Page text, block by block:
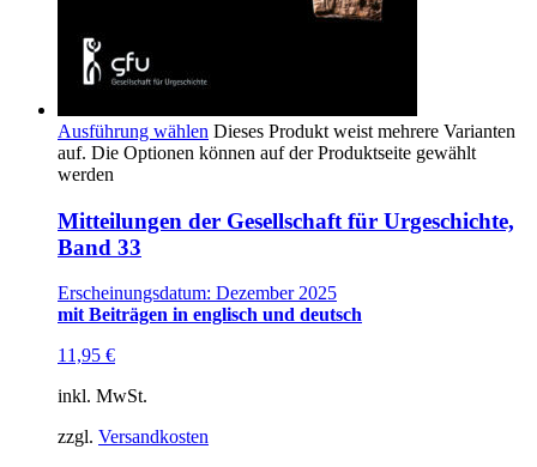
Ausführung wählen Dieses Produkt weist mehrere Varianten
auf. Die Optionen können auf der Produktseite gewählt
werden
Mitteilungen der Gesellschaft für Urgeschichte,
Band 33
Erscheinungsdatum: Dezember 2025
mit Beiträgen in englisch und deutsch
11,95 €
inkl. MwSt.
zzgl. Versandkosten